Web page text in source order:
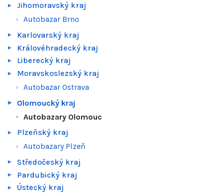
Jihomoravský kraj
Autobazar Brno
Karlovarský kraj
Královéhradecký kraj
Liberecký kraj
Moravskoslezský kraj
Autobazar Ostrava
Olomoucký kraj
Autobazary Olomouc
Plzeňský kraj
Autobazary Plzeň
Středočeský kraj
Pardubický kraj
Ústecký kraj